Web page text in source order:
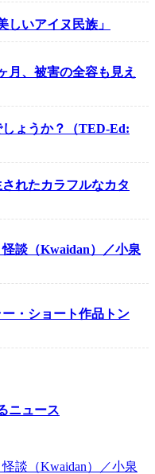
しいアイヌ民族」
月、被害の全容も見え
ょうか？（TED-Ed:
れたカラフルなカタ
談（Kwaidan）／小泉
・ショート作品トン
ニュース
談（Kwaidan）／小泉